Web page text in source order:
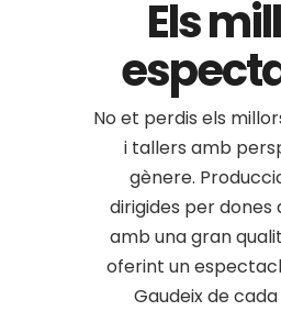
Els
No et perdis els
i tallers amb
gènere.
dirigides per
amb una gran
oferint un
Gaudeix de